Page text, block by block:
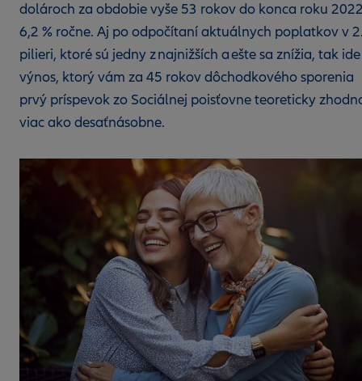
dolároch za obdobie vyše 53 rokov do konca roku
6,2 % ročne. Aj po odpočítaní aktuálnych poplatkov v
pilieri, ktoré sú jedny z najnižších a ešte sa znížia, tak
výnos, ktorý vám za 45 rokov dôchodkového sporenia
prvý príspevok zo Sociálnej poisťovne teoreticky
viac ako desaťnásobne.